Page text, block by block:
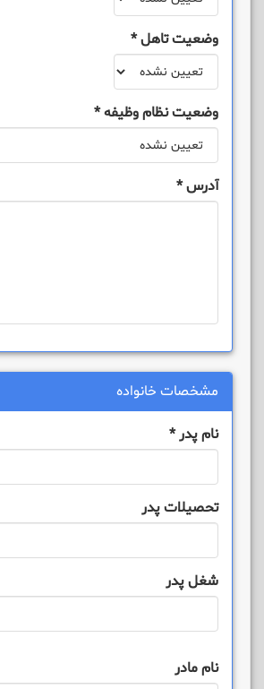
وضعیت تاهل*
وضعیت نظام وظیفه*
آدرس*
مشخصات خانواده
نام پدر*
تحصیلات پدر
شغل پدر
نام مادر